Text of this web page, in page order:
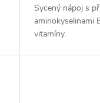
Sycený nápoj s
aminokyselinami
vitamíny.